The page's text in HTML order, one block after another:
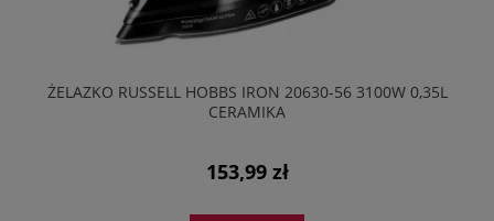
ŻELAZKO RUSSELL HOBBS IRON 20630-56 3100W 0,35L
CERAMIKA
153,99 zł